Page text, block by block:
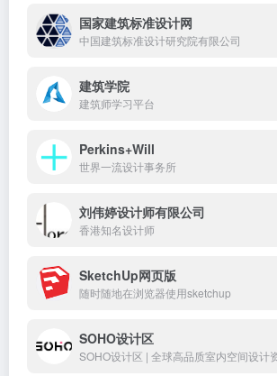
国家建筑标准设计网
中国建筑标准设计研究院有限公司
建筑学院
建筑师学习平台
Perkins+Will
世界一流设计事务所
刘伟婷设计师有限公司
香港知名设计师
SketchUp网页版
随时随地在浏览器使用sketchup
SOHO设计区